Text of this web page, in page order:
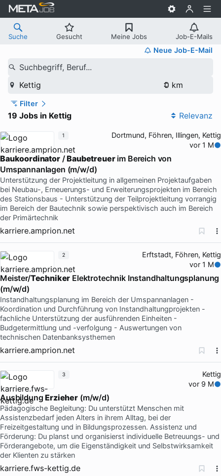
Suche Gesucht Meine Jobs Job-E-Mails
Neue Job-E-Mail
Suchbegriff, Beruf...
Kettig
Filter
19 Jobs in Kettig Relevanz
Dortmund, Föhren, Illingen, Kettig
vor 1 M
Baukoordinator/Baubetreuerim Bereich von
Umspannanlagen (m/w/d)
Unterstützung der Projektleitung in allgemeinen Projektaufgaben
bei Neubau-, Erneuerungs- und Erweiterungsprojekten im Bereich
des Stationsbaus - Unterstützung der Teilprojektleitung vorrangig
im Bereich der Bautechnik sowie perspektivisch auch im Bereich
der Primärtechnik
karriere.amprion.net
1
Erftstadt, Föhren, Kettig
vor 1 M
Meister/Techniker Elektrotechnik Instandhaltungsplanung
(m/w/d)
Instandhaltungsplanung im Bereich der Umspannanlagen -
Koordination und Durchführung von Instandhaltungprojekten -
fachliche Unterstützung der ausführenden Einheiten -
Budgetermittlung und -verfolgung - Auswertungen von
technischen Datenbanksysthemen
karriere.amprion.net
2
Kettig
vor 9 M
AusbildungErzieher(m/w/d)
Pädagogische Begleitung: Du unterstützt Menschen mit
Assistenzbedarf jeden Alters in ihrem Alltag, bei der
Freizeitgestaltung und in Bildungsprozessen. Assistenz und
Förderung: Du planst und organisierst individuelle Betreuungs- und
Förderangebote, um die Eigenständigkeit und Selbstwirksamkeit
der Klienten zu stärken
karriere.fws-kettig.de
3